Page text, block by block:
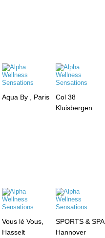
Aqua By , Paris
Col 38
Kluisbergen
Vous lé Vous,
Hasselt
SPORTS & SPA
Hannover